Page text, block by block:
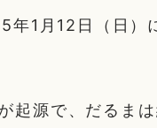
年1月12日（日）
起源で、だるま